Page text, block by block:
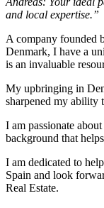
and local expertise.”
A company founded
Denmark, I have a
is an invaluable
My upbringing in
sharpened my ability
I am passionate
background that
I am dedicated to
Spain and look
Real Estate.